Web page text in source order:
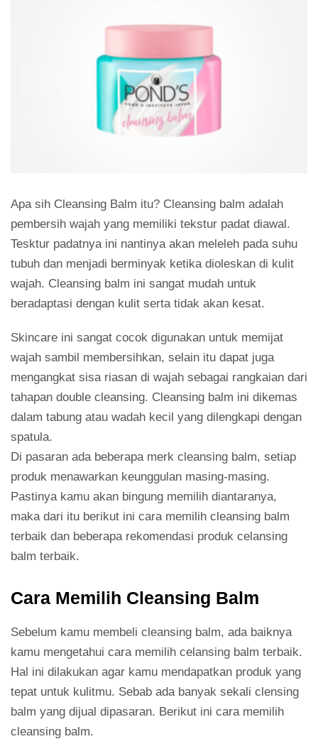
Apa sih Cleansing Balm itu? Cleansing balm adalah
pembersih wajah yang memiliki tekstur padat diawal.
Tesktur padatnya ini nantinya akan meleleh pada suhu
tubuh dan menjadi berminyak ketika dioleskan di kulit
wajah. Cleansing balm ini sangat mudah untuk
beradaptasi dengan kulit serta tidak akan kesat.
Skincare ini sangat cocok digunakan untuk memijat
wajah sambil membersihkan, selain itu dapat juga
mengangkat sisa riasan di wajah sebagai rangkaian dari
tahapan double cleansing. Cleansing balm ini dikemas
dalam tabung atau wadah kecil yang dilengkapi dengan
spatula.
Di pasaran ada beberapa merk cleansing balm, setiap
produk menawarkan keunggulan masing-masing.
Pastinya kamu akan bingung memilih diantaranya,
maka dari itu berikut ini cara memilih cleansing balm
terbaik dan beberapa rekomendasi produk celansing
balm terbaik.
Cara Memilih Cleansing Balm
Sebelum kamu membeli cleansing balm, ada baiknya
kamu mengetahui cara memilih celansing balm terbaik.
Hal ini dilakukan agar kamu mendapatkan produk yang
tepat untuk kulitmu. Sebab ada banyak sekali clensing
balm yang dijual dipasaran. Berikut ini cara memilih
cleansing balm.